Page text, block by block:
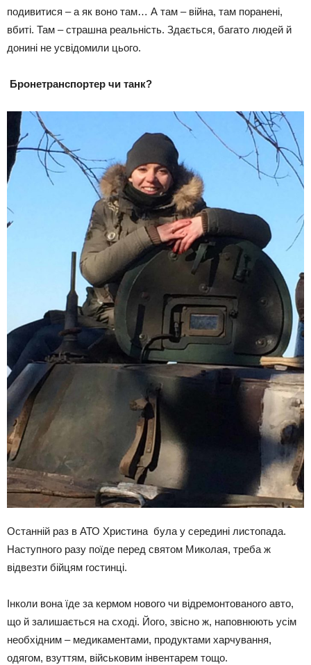
подивитися – а як воно там… А там – війна, там поранені,
вбиті. Там – страшна реальність. Здається, багато людей й
донині не усвідомили цього.
Бронетранспортер чи танк?
Останній раз в АТО Христина була у середині листопада.
Наступного разу поїде перед святом Миколая, треба ж
відвезти бійцям гостинці.
Інколи вона їде за кермом нового чи відремонтованого авто,
що й залишається на сході. Його, звісно ж, наповнюють усім
необхідним – медикаментами, продуктами харчування,
одягом, взуттям, військовим інвентарем тощо.